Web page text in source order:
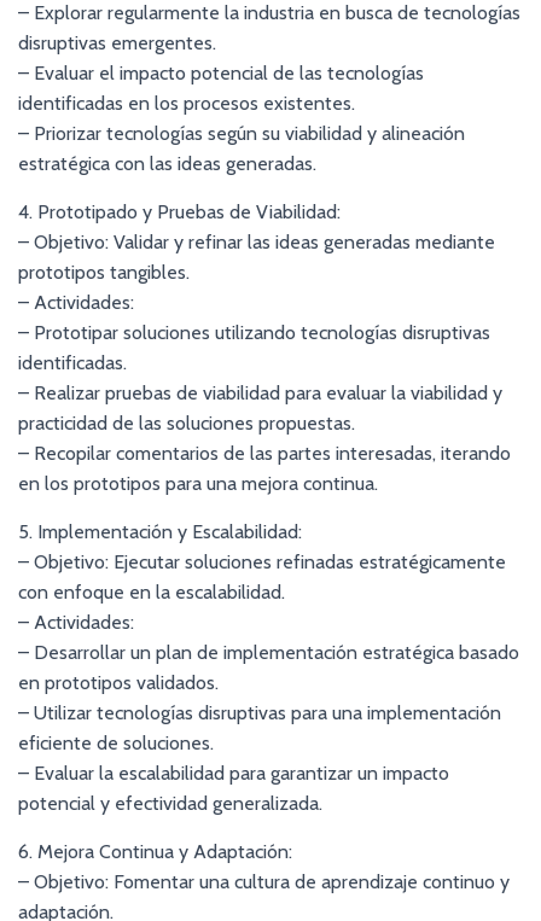
– Explorar regularmente la industria en busca de tecnologías
disruptivas emergentes.
– Evaluar el impacto potencial de las tecnologías
identificadas en los procesos existentes.
– Priorizar tecnologías según su viabilidad y alineación
estratégica con las ideas generadas.
4. Prototipado y Pruebas de Viabilidad:
– Objetivo: Validar y refinar las ideas generadas mediante
prototipos tangibles.
– Actividades:
– Prototipar soluciones utilizando tecnologías disruptivas
identificadas.
– Realizar pruebas de viabilidad para evaluar la viabilidad y
practicidad de las soluciones propuestas.
– Recopilar comentarios de las partes interesadas, iterando
en los prototipos para una mejora continua.
5. Implementación y Escalabilidad:
– Objetivo: Ejecutar soluciones refinadas estratégicamente
con enfoque en la escalabilidad.
– Actividades:
– Desarrollar un plan de implementación estratégica basado
en prototipos validados.
– Utilizar tecnologías disruptivas para una implementación
eficiente de soluciones.
– Evaluar la escalabilidad para garantizar un impacto
potencial y efectividad generalizada.
6. Mejora Continua y Adaptación:
– Objetivo: Fomentar una cultura de aprendizaje continuo y
adaptación.